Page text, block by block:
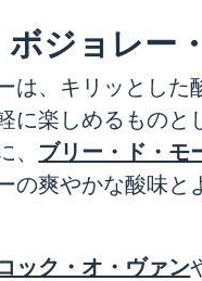
ジョレー
は、キリッとした
に楽しめるものと
、 ブリー・ド・モ
の爽やかな酸味と
ック・オ・ヴァン